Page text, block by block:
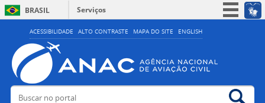
ACESSIBILIDADE ALTO CONTRASTE MAPA DO SITE ENGLISH
BRASIL
Serviços
Simplifique!
Acesso à informação
Legislação
Buscar no portal